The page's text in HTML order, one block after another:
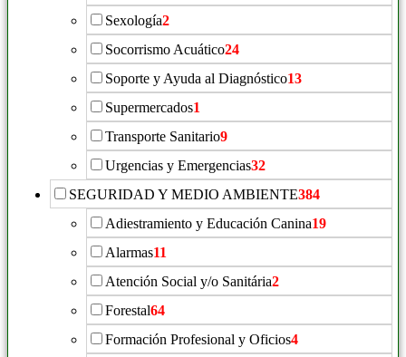
Sexología2
Socorrismo Acuático24
Soporte y Ayuda al Diagnóstico13
Supermercados1
Transporte Sanitario9
Urgencias y Emergencias32
SEGURIDAD Y MEDIO AMBIENTE384
Adiestramiento y Educación Canina19
Alarmas11
Atención Social y/o Sanitária2
Forestal64
Formación Profesional y Oficios4